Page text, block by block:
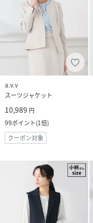
a.v.v
スーツジャケット
10,989 円
99ポイント(1倍)
クーポン対象